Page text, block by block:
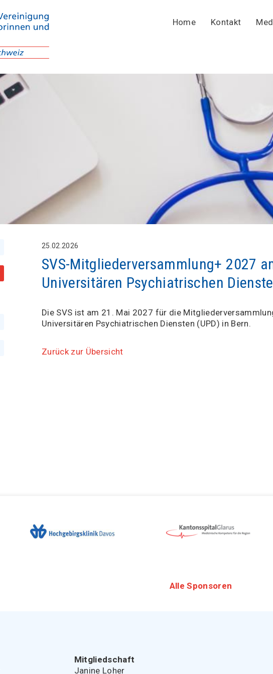
Home Kontakt
25.02.2026
SVS-Mitgliederversammlung+ 2027
Universitären Psychiatrischen
Die SVS ist am 21. Mai 2027 für die
Universitären Psychiatrischen Diensten (UPD) in Bern.
Zurück zur Übersicht
Alle Sponsoren
Mitgliedschaft
Janine Loher